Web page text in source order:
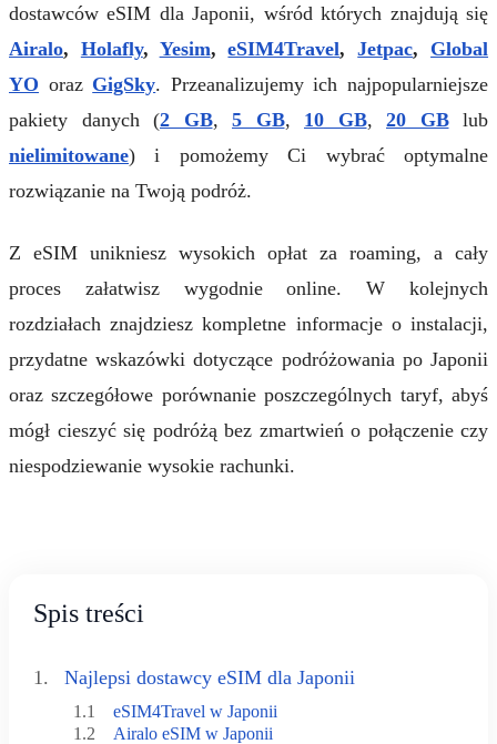
dostawców eSIM dla Japonii, wśród których znajdują się
Airalo, Holafly, Yesim,eSIM4Travel,Jetpac, Global
YO oraz GigSky. Przeanalizujemy ich najpopularniejsze
pakiety danych (2 GB, 5 GB, 10 GB, 20 GBlub
nielimitowane) i pomożemy Ci wybrać optymalne
rozwiązanie na Twoją podróż.
Z eSIM unikniesz wysokich opłat za roaming, a cały
proces załatwisz wygodnie online. W kolejnych
rozdziałach znajdziesz kompletne informacje o instalacji,
przydatne wskazówki dotyczące podróżowania po Japonii
oraz szczegółowe porównanie poszczególnych taryf, abyś
mógł cieszyć się podróżą bez zmartwień o połączenie czy
niespodziewanie wysokie rachunki.
Spis treści
1. Najlepsi dostawcy eSIM dla Japonii
1.1
eSIM4Travel w Japonii
1.2
Airalo eSIM w Japonii